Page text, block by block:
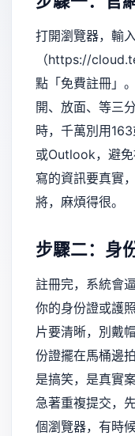
打開瀏覽器，輸
（https://
點「免費註冊」
開、放面、等三
時，千萬別用
或Outlook，避
寫的資訊要真實
將，麻煩得很。
步驟二：身
註冊完，系統會
你的身份證或護
片要清晰，別戴
份證擺在馬桶邊
是搞笑，是真實
急著重複提交，
個瀏覽器，有時